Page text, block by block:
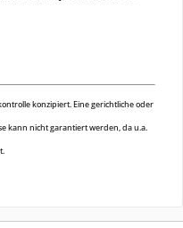
konzipiert. Eine gerichtliche oder
kann nicht garantiert werden, da u.a.